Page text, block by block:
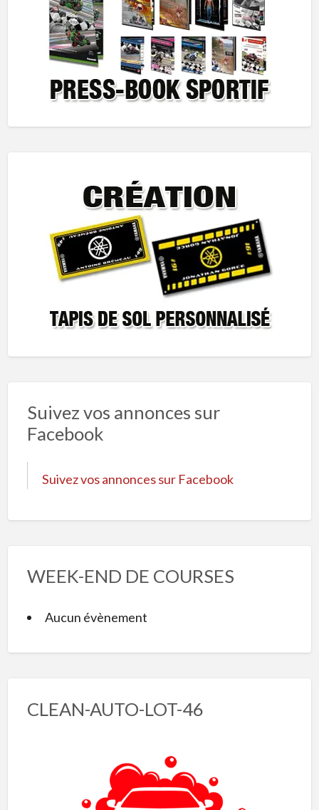
Suivez vos annonces sur
Facebook
Suivez vos annonces sur Facebook
WEEK-END DE COURSES
Aucun évènement
CLEAN-AUTO-LOT-46